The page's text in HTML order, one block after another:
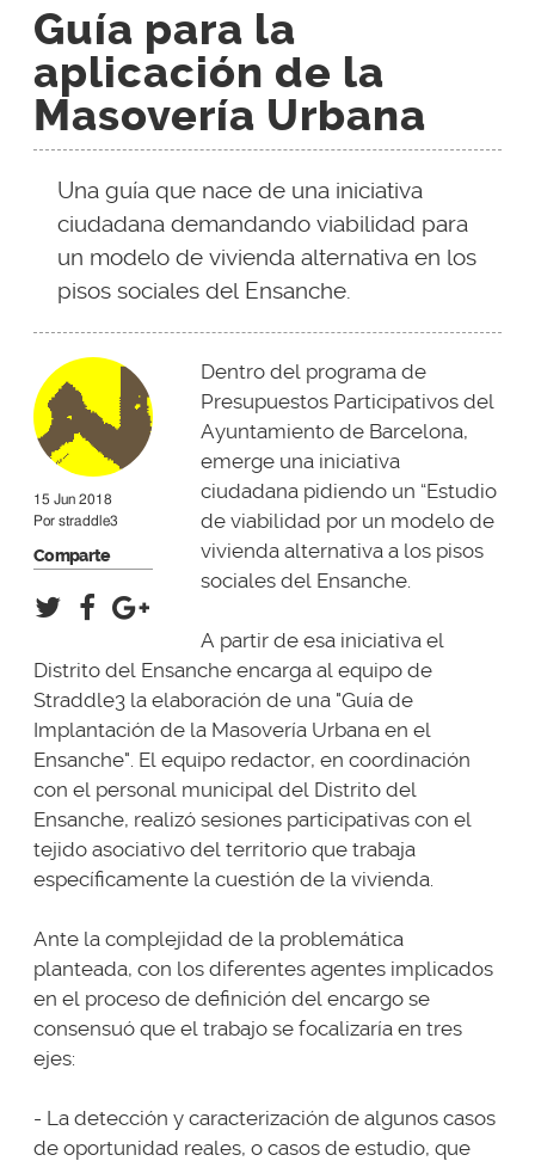
Guía para la
aplicación de la
Masovería Urbana
Una guía que nace de una iniciativa
ciudadana demandando viabilidad para
un modelo de vivienda alternativa en los
pisos sociales del Ensanche.
15 Jun 2018
Porstraddle3
Comparte
Dentro del programa de
Presupuestos Participativos del
Ayuntamiento de Barcelona,
emerge una iniciativa
ciudadana pidiendo un “Estudio
de viabilidad por un modelo de
vivienda alternativa a los pisos
sociales del Ensanche.
A partir de esa iniciativa el
Distrito del Ensanche encarga al equipo de
Straddle3 la elaboración de una "Guía de
Implantación de la Masovería Urbana en el
Ensanche". El equipo redactor, en coordinación
con el personal municipal del Distrito del
Ensanche, realizó sesiones participativas con el
tejido asociativo del territorio que trabaja
específicamente la cuestión de la vivienda.
Ante la complejidad de la problemática
planteada, con los diferentes agentes implicados
en el proceso de definición del encargo se
consensuó que el trabajo se focalizaría en tres
ejes:
- La detección y caracterización de algunos casos
de oportunidad reales, o casos de estudio, que